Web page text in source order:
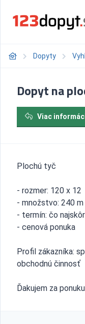
Dopyty
Dopyt na
Viac
Plochú tyč
- rozmer: 120 x 12
- množstvo: 240 m
- termín: čo najskôr
- cenová ponuka
Profil zákazníka:
obchodnú činnosť
Ďakujem za